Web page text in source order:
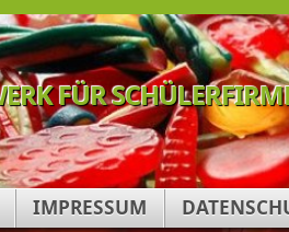
FÜR
IMPRESSUM